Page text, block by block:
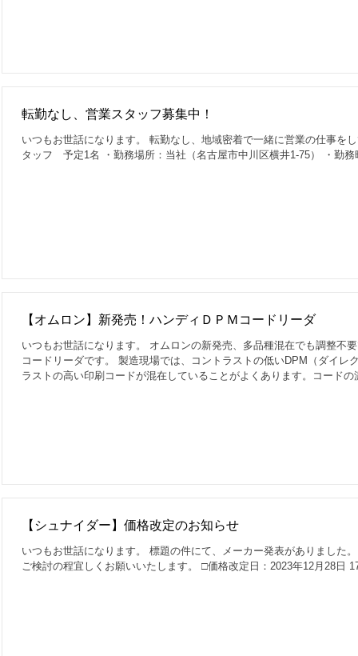
転勤なし、営業スタッフ募集中！
いつもお世話になります。 転勤なし、地域密着で一緒に営業の仕事を
タッフ 予定1名 ・勤務場所：当社（名古屋市中川区横井1-75） ・勤
【オムロン】新発売！ハンディＤＰＭコードリーダ
いつもお世話になります。 オムロンの新発売、多品種混在でも調整不
コードリーダです。 製造現場では、コントラストの低いDPM（ダイレ
ラストの高い印刷コードが混在していることがよくあります。コードの
【シュナイダー】価格改定のお知らせ
いつもお世話になります。 標題の件にて、メーカー発表がありました
ご検討の程宜しくお願いいたします。 □価格改定日：2023年12月28日